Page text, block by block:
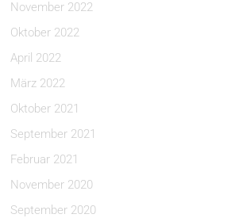
November 2022
Oktober 2022
April 2022
März 2022
Oktober 2021
September 2021
Februar 2021
November 2020
September 2020